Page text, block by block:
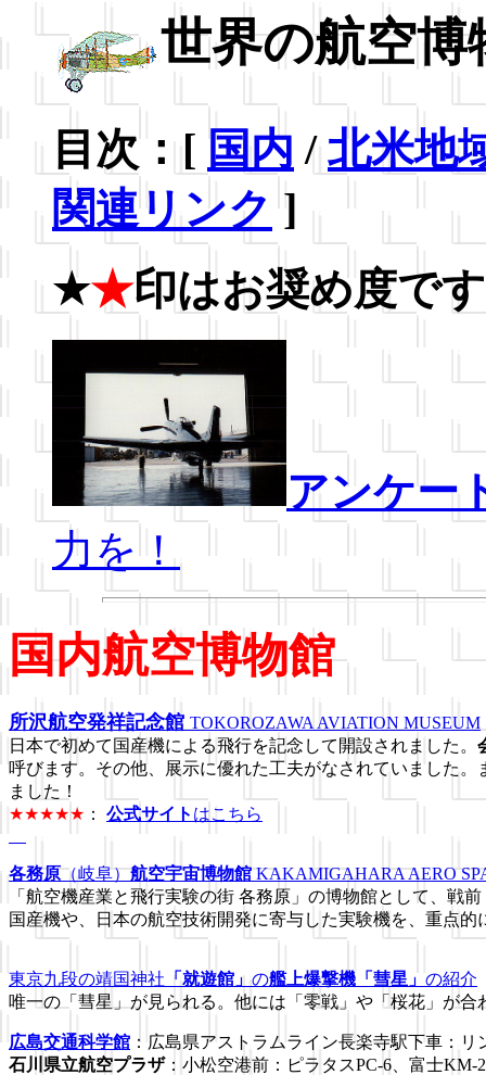
世界の航空博
目次：[ 国内 / 北米地
関連リンク ]
★★印はお奨め度で
アンケー
力を！
国内航空博物館
所沢航空発祥記念館 TOKOROZAWA AVIATION MUSEUM
日本で初めて国産機による飛行を記念して開設されました。
呼びます。その他、展示に優れた工夫がなされていました。
ました！
★★★★★ ： 公式サイト はこちら
各務原（岐阜）航空宇宙博物館KAKAMIGAHARA AERO
「航空機産業と飛行実験の街 各務原」の博物館として、戦
国産機や、日本の航空技術開発に寄与した実験機を、重点的
東京九段の靖国神社 「就遊館」 の艦上爆撃機「彗星」 の紹介
唯一の「彗星」が見られる。他には「零戦」や「桜花」が合
広島交通科学館 ：広島県アストラムライン長楽寺駅下車：
石川県立航空プラザ：小松空港前：ピラタスPC-6、富士KM-2